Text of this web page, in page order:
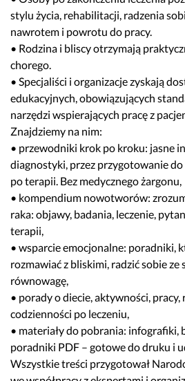
stylu życia, rehabilitacji, radzenia
nawrotem i powrotu do pracy.
• Rodzina i bliscy otrzymają
chorego.
• Specjaliści i organizacje zyskają
edukacyjnych, obowiązujących
narzędzi wspierających pracę z
Znajdziemy na nim:
• przewodniki krok po kroku: jasne
diagnostyki, przez przygotowanie do
po terapii. Bez medycznego żargonu,
• kompendium nowotworów:
raka: objawy, badania, leczenie,
terapii,
• wsparcie emocjonalne: poradniki,
rozmawiać z bliskimi, radzić sobie ze
równowagę,
• porady o diecie, aktywności,
codzienności po leczeniu,
• materiały do pobrania: infografiki,
poradniki PDF – gotowe do druku i
Wszystkie treści przygotował